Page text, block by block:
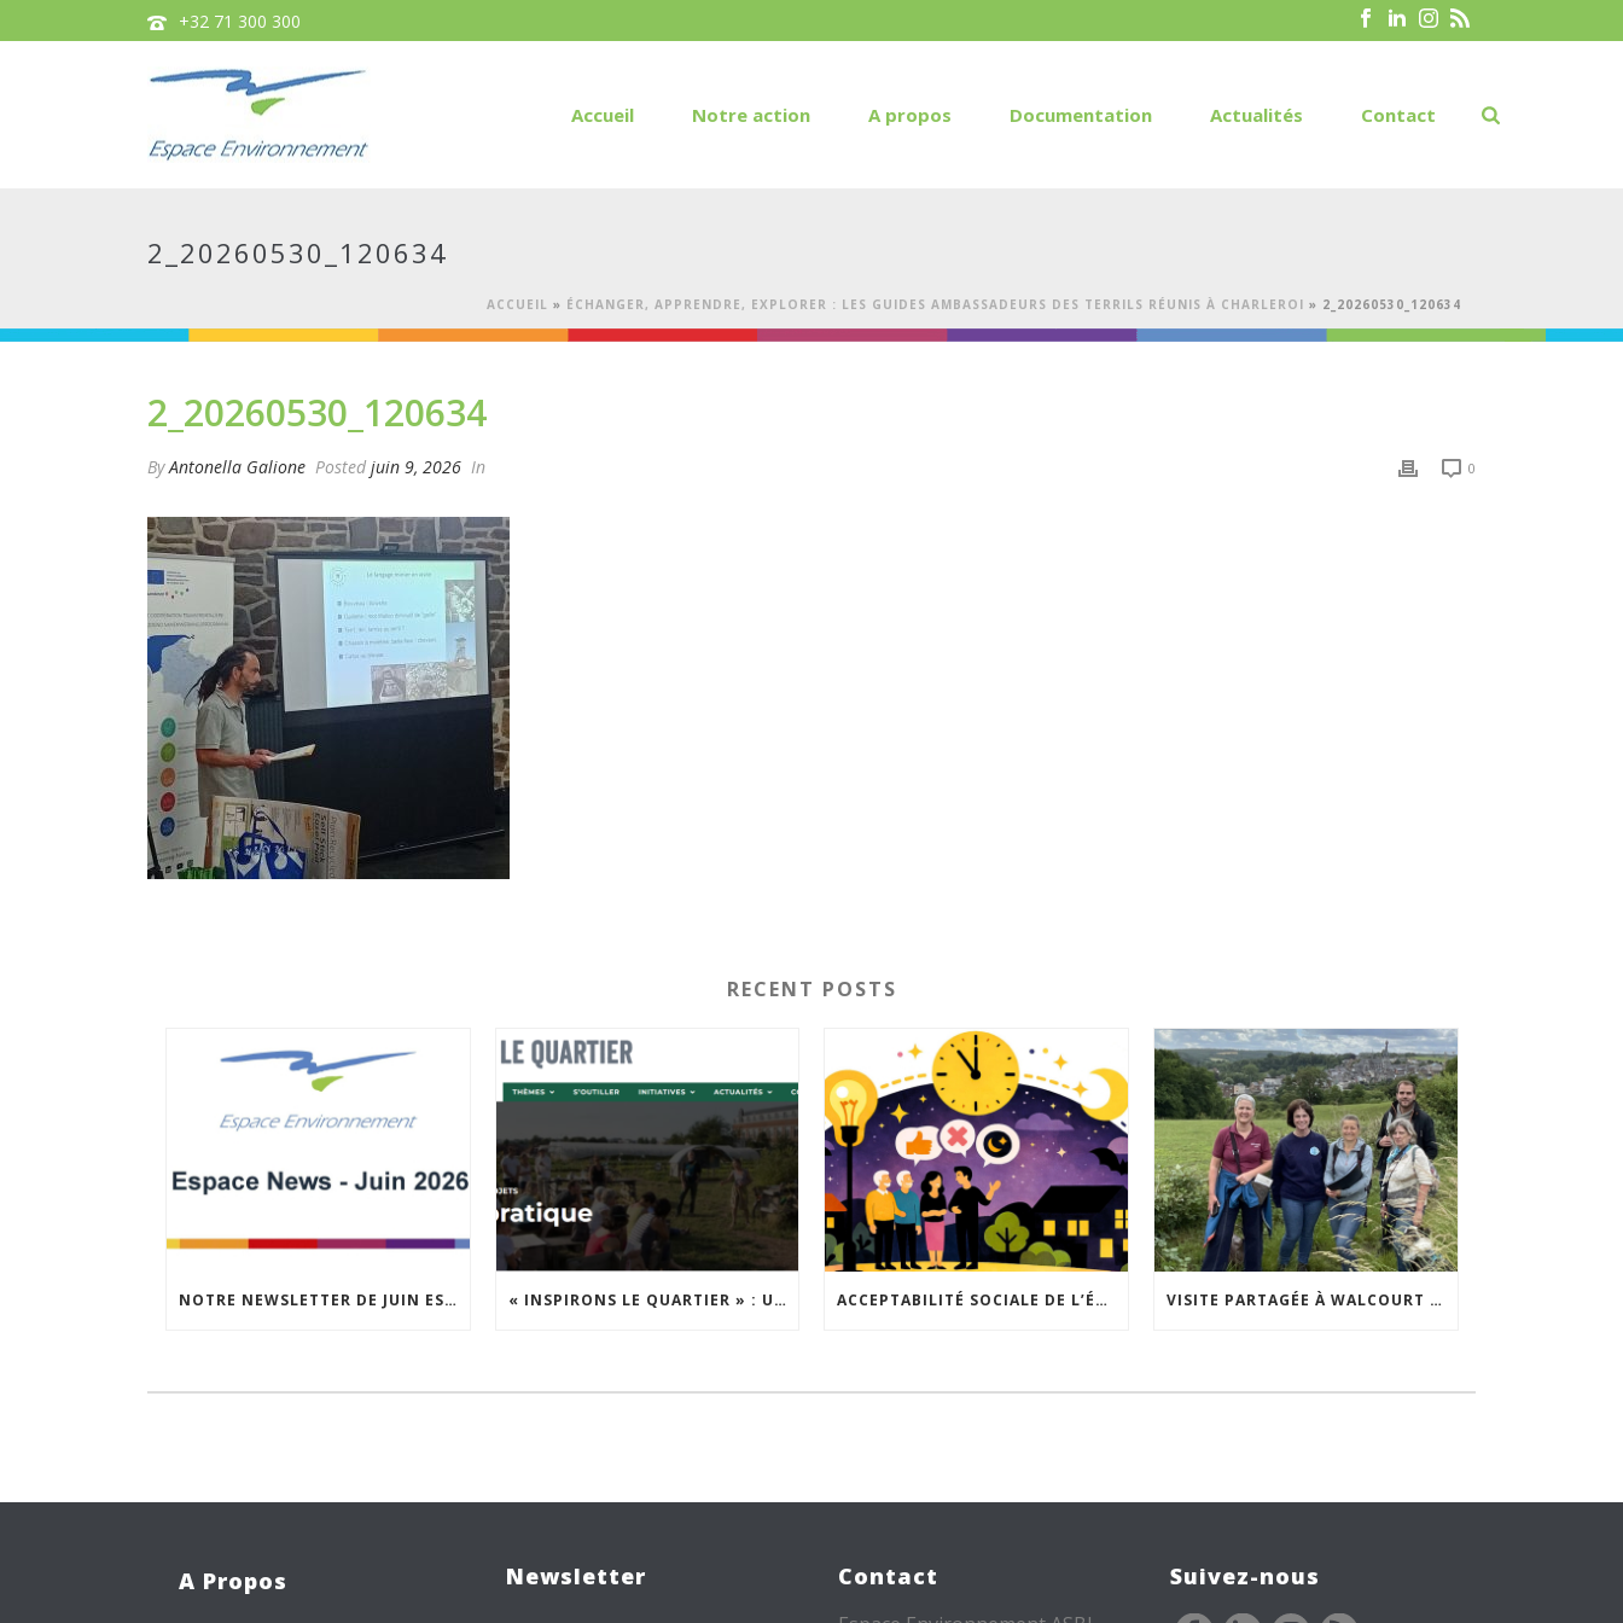
+32 71 300 300
Accueil Notre action A propos Documentation Actualités Contact
2_20260530_120634
ACCUEIL » ÉCHANGER, APPRENDRE, EXPLORER : LES GUIDES AMBASSADEURS DES TERRILS RÉUNIS À CHARLEROI » 2_20260530_120634
2_20260530_120634
ByAntonella Galione Posted juin 9, 2026 In 0
RECENT POSTS
NOTRE NEWSLETTER DE JUIN EST EN LIGNE ! « INSPIRONS LE QUARTIER » : UN NOUVEL APPEL À PROJETS EST LANCÉ ! ACCEPTABILITÉ SOCIALE DE L’ÉCLAIRAGE NOCTURNE : LE REPLAY EST DISPONIBLE VISITE PARTAGÉE À WALCOURT : UNE DÉMARCHE PARTICIPATIVE ANIMÉE PAR ESPACE ENVIRONNEMENT
A Propos Newsletter Contact Suivez-nous